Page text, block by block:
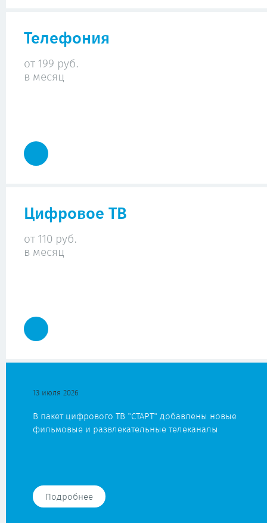
13 июля 2026
В пакет цифрового ТВ "СТАРТ" добавлены новые
фильмовые и развлекательные телеканалы
Подробнее
Телефония
от 199 руб.
в месяц
Цифровое ТВ
от 110 руб.
в месяц